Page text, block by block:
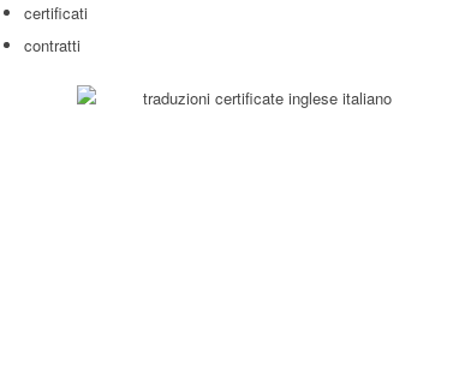
certificati
contratti